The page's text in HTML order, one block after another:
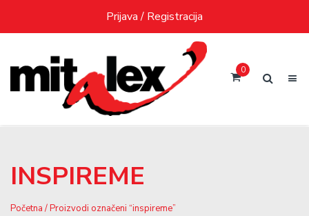
content
Prijava / Registracija
0
INSPIREME
Početna / Proizvodi označeni “inspireme”